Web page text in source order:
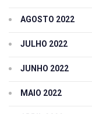
AGOSTO 2022
JULHO 2022
JUNHO 2022
MAIO 2022